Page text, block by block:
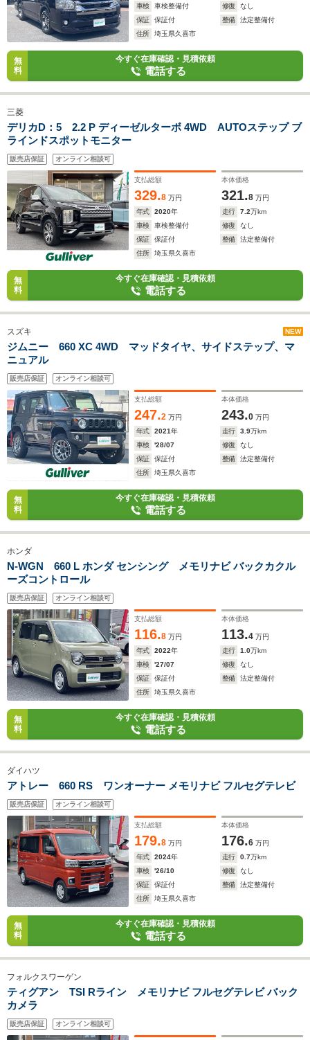
車検 車検整備付 修復
なし
保証
保証付 整備
法定整備付
住所
埼玉県久喜市
無
料
今すぐ在庫確認・見積依頼
電話する
三菱
デリカD：5 2.2 P ディーゼルターボ 4WD AUTOステップ ブ
ラインドスポットモニター
販売店保証 オンライン相談可
支払総額
329.8 万円
本体価格
321.8 万円
年式
2020年 走行 7.2万km
車検
車検整備付 修復
なし
保証
保証付 整備
法定整備付
住所
埼玉県久喜市
無
料
今すぐ在庫確認・見積依頼
電話する
スズキ NEW
ジムニー 660 XC 4WD マッドタイヤ、サイドステップ、マ
ニュアル
販売店保証 オンライン相談可
支払総額
247.2 万円
本体価格
243.0 万円
年式
2021年 走行 3.9万km
車検
'28/07 修復
なし
保証
保証付 整備
法定整備付
住所
埼玉県久喜市
無
料
今すぐ在庫確認・見積依頼
電話する
ホンダ
N-WGN 660 L ホンダ センシング メモリナビ バックカクル
ーズコントロール
販売店保証 オンライン相談可
支払総額
116.8 万円
本体価格
113.4 万円
年式
2022年 走行 1.0万km
車検
'27/07 修復
なし
保証
保証付 整備
法定整備付
住所
埼玉県久喜市
無
料
今すぐ在庫確認・見積依頼
電話する
ダイハツ
アトレー 660 RS ワンオーナー メモリナビ フルセグテレビ
販売店保証 オンライン相談可
支払総額
179.8 万円
本体価格
176.6 万円
年式
2024年 走行 0.7万km
車検
'26/10 修復
なし
保証
保証付 整備
法定整備付
住所
埼玉県久喜市
無
料
今すぐ在庫確認・見積依頼
電話する
フォルクスワーゲン
ティグアン TSI Rライン メモリナビ フルセグテレビ バック
カメラ
販売店保証 オンライン相談可